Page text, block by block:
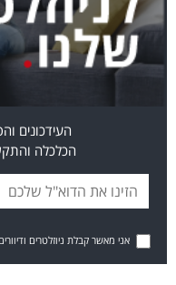
העידכונים
הכלכלה
אני מאשר קבלת ניוזלטרים